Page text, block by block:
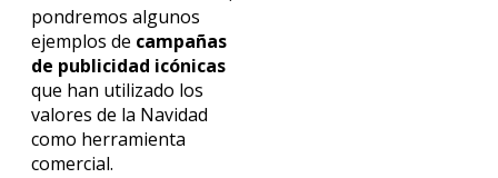
pondremos algunos
ejemplos de campañas
de publicidad icónicas
que han utilizado los
valores de la Navidad
como herramienta
comercial.